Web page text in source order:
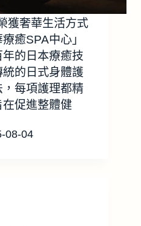
獲奢華生活方式
癒SPA中心」
的日本療癒技
的日式身體護
每項護理都精
促進整體健
08-04